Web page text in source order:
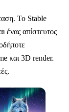
Το Stable
ένας απίστευτος
και 3D render.